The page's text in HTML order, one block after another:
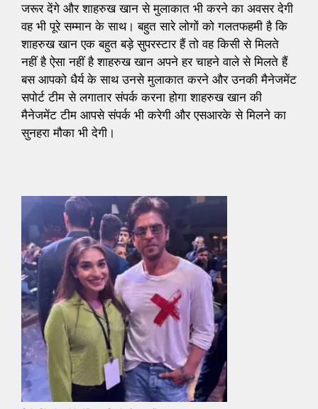
जरूर देंगे और शाहरुख खान से मुलाकात भी करने का अवसर देगी
वह भी पूरे सम्मान के साथ। बहुत सारे लोगों को गलतफहमी है कि
शाहरुख खान एक बहुत बड़े सुपरस्टार हैं तो वह किसी से मिलते
नहीं है ऐसा नहीं है शाहरुख खान अपने हर चाहने वाले से मिलते हैं
बस आपको धैर्य के साथ उनसे मुलाकात करने और उनकी मैनेजमेंट
सपोर्ट टीम से लगातार संपर्क करना होगा शाहरुख खान की
मैनेजमेंट टीम आपसे संपर्क भी करेगी और एसआरके से मिलने का
सुनहरा मौका भी देगी।